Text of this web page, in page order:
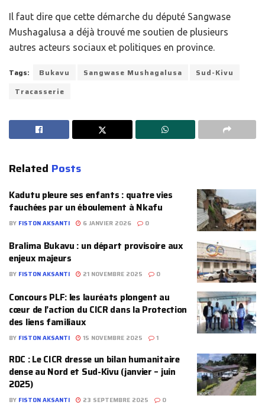
Il faut dire que cette démarche du député Sangwase
Mushagalusa a déjà trouvé me soutien de plusieurs
autres acteurs sociaux et politiques en province.
Tags: Bukavu Sangwase Mushagalusa
Sud-Kivu
Tracasserie
Related Posts
Kadutu pleure ses enfants : quatre vies
fauchées par un éboulement à Nkafu
BY FISTON AKSANTI 6 JANVIER 2026 0
Bralima Bukavu : un départ provisoire aux
enjeux majeurs
BY FISTON AKSANTI 21 NOVEMBRE 2025 0
Concours PLF: les lauréats plongent au
cœur de l’action du CICR dans la Protection
des liens familiaux
BY FISTON AKSANTI 15 NOVEMBRE 2025 1
‎RDC : Le CICR dresse un bilan humanitaire
dense au Nord et Sud-Kivu (janvier – juin
2025)
BY FISTON AKSANTI 23 SEPTEMBRE 2025 0